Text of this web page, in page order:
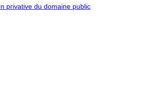
privative du domaine public